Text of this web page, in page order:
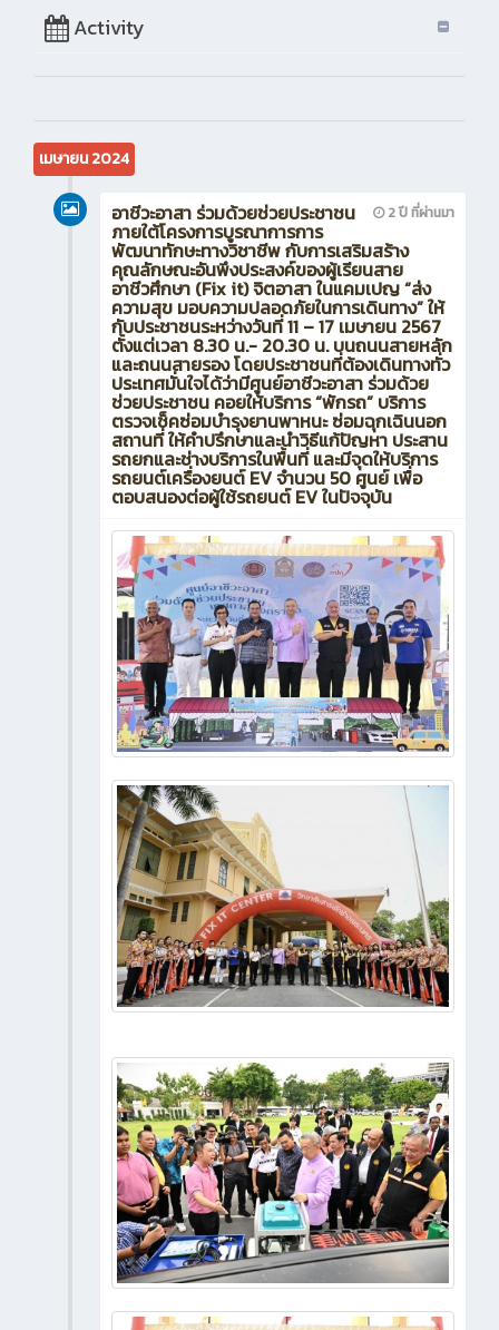
Activity
เมษายน 2024
2 ปี ที่ผ่านมา
อาชีวะอาสา ร่วมด้วยช่วยประชาชน
ภายใต้โครงการบูรณาการการ
พัฒนาทักษะทางวิชาชีพ กับการเสริมสร้าง
คุณลักษณะอันพึงประสงค์ของผู้เรียนสาย
อาชีวศึกษา (Fix it) จิตอาสา ในแคมเปญ “ส่ง
ความสุข มอบความปลอดภัยในการเดินทาง” ให้
กับประชาชนระหว่างวันที่ 11 – 17 เมษายน 2567
ตั้งแต่เวลา 8.30 น.- 20.30 น. บนถนนสายหลัก
และถนนสายรอง โดยประชาชนที่ต้องเดินทางทั่ว
ประเทศมั่นใจได้ว่ามีศูนย์อาชีวะอาสา ร่วมด้วย
ช่วยประชาชน คอยให้บริการ “พักรถ” บริการ
ตรวจเช็คซ่อมบำรุงยานพาหนะ ซ่อมฉุกเฉินนอก
สถานที่ ให้คำปรึกษาและนำวิธีแก้ปัญหา ประสาน
รถยกและช่างบริการในพื้นที่ และมีจุดให้บริการ
รถยนต์เครื่องยนต์ EV จำนวน 50 ศูนย์ เพื่อ
ตอบสนองต่อผู้ใช้รถยนต์ EV ในปัจจุบัน